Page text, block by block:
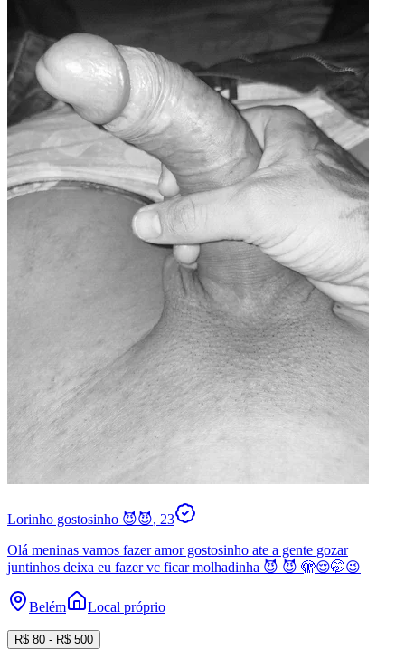
Lorinho gostosinho 😈😈, 23
Olá meninas vamos fazer amor gostosinho ate a gente gozar
juntinhos deixa eu fazer vc ficar molhadinha 😈 😈 🫣😌🤭😉
Belém Local próprio
R$ 80 - R$ 500